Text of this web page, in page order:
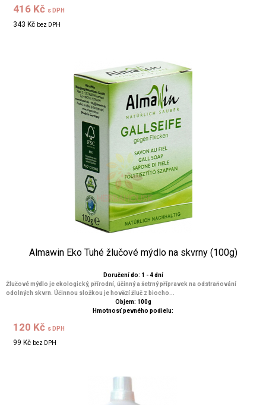
416 Kč s DPH
343 Kč bez DPH
Almawin Eko Tuhé žlučové mýdlo na skvrny (100g)
Doručení do: 1 - 4 dní
Žlučové mýdlo je ekologický, přírodní, účinný a šetrný přípravek na odstraňování
odolných skvrn. Účinnou složkou je hovězí žluč z biocho...
Objem: 100g
Hmotnosť pevného podielu:
120 Kč s DPH
99 Kč bez DPH